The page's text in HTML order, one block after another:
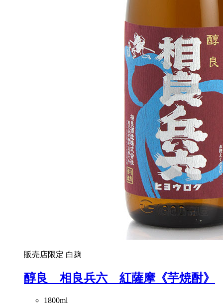
販売店限定 白麹
醇良 相良兵六 紅薩摩《芋焼酎》
1800ml